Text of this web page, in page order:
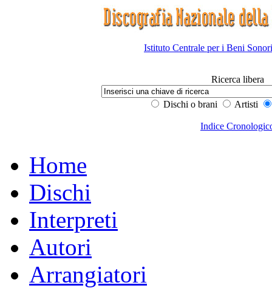
Istituto Centrale per i Beni
Ricerca libera
Dischi o brani Artisti
Indice
Home
Dischi
Interpreti
Autori
Arrangiatori